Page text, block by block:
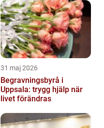
31 maj 2026
Begravningsbyrå i
Uppsala: trygg hjälp när
livet förändras